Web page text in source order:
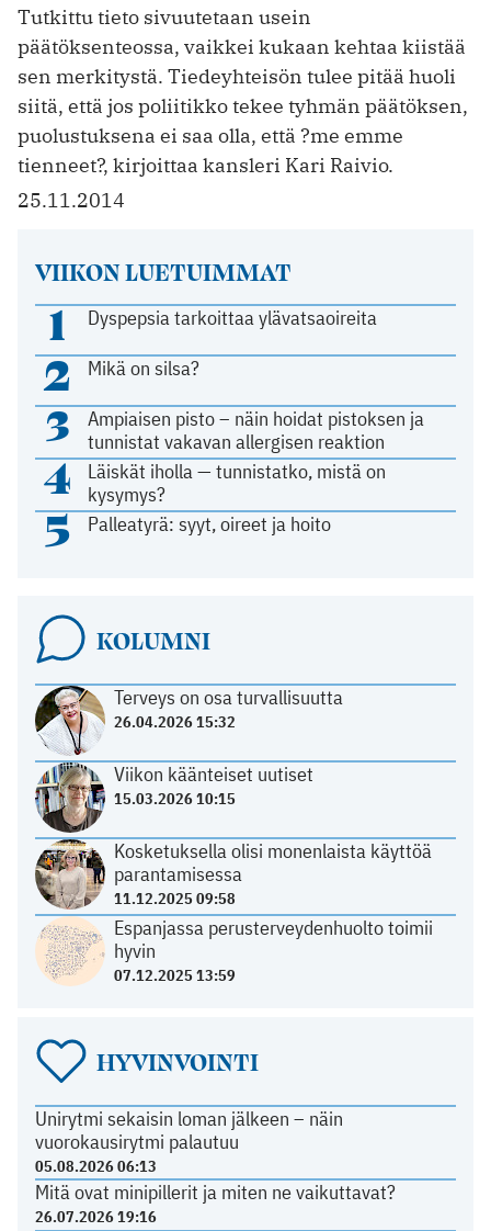
Tutkittu tieto sivuutetaan usein
päätöksenteossa, vaikkei kukaan kehtaa kiistää
sen merkitystä. Tiedeyhteisön tulee pitää huoli
siitä, että jos poliitikko tekee tyhmän päätöksen,
puolustuksena ei saa olla, että ?me emme
tienneet?, kirjoittaa kansleri Kari Raivio.
25.11.2014
VIIKON LUETUIMMAT
1 Dyspepsia tarkoittaa ylävatsaoireita
2 Mikä on silsa?
3
Ampiaisen pisto – näin hoidat pistoksen ja
tunnistat vakavan allergisen reaktion
4
Läiskät iholla — tunnistatko, mistä on
kysymys?
5 Palleatyrä: syyt, oireet ja hoito
KOLUMNI
Terveys on osa turvallisuutta
26.04.2026 15:32
Viikon käänteiset uutiset
15.03.2026 10:15
Kosketuksella olisi monenlaista käyttöä
parantamisessa
11.12.2025 09:58
Espanjassa perusterveydenhuolto toimii
hyvin
07.12.2025 13:59
HYVINVOINTI
Unirytmi sekaisin loman jälkeen – näin
vuorokausirytmi palautuu
05.08.2026 06:13
Mitä ovat minipillerit ja miten ne vaikuttavat?
26.07.2026 19:16